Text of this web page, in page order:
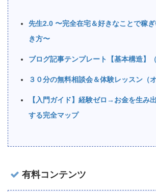
先生2.0 〜完全在宅＆好きなことで稼
き方〜
ブログ記事テンプレート【基本構造】（
３０分の無料相談会＆体験レッスン（
【入門ガイド】経験ゼロ→お金を生み
する完全マップ
有料コンテンツ